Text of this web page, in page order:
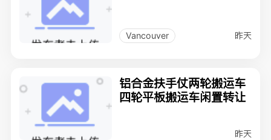
Vancouver 昨天
铝合金扶手仗两轮搬运车
四轮平板搬运车闲置转让
昨天